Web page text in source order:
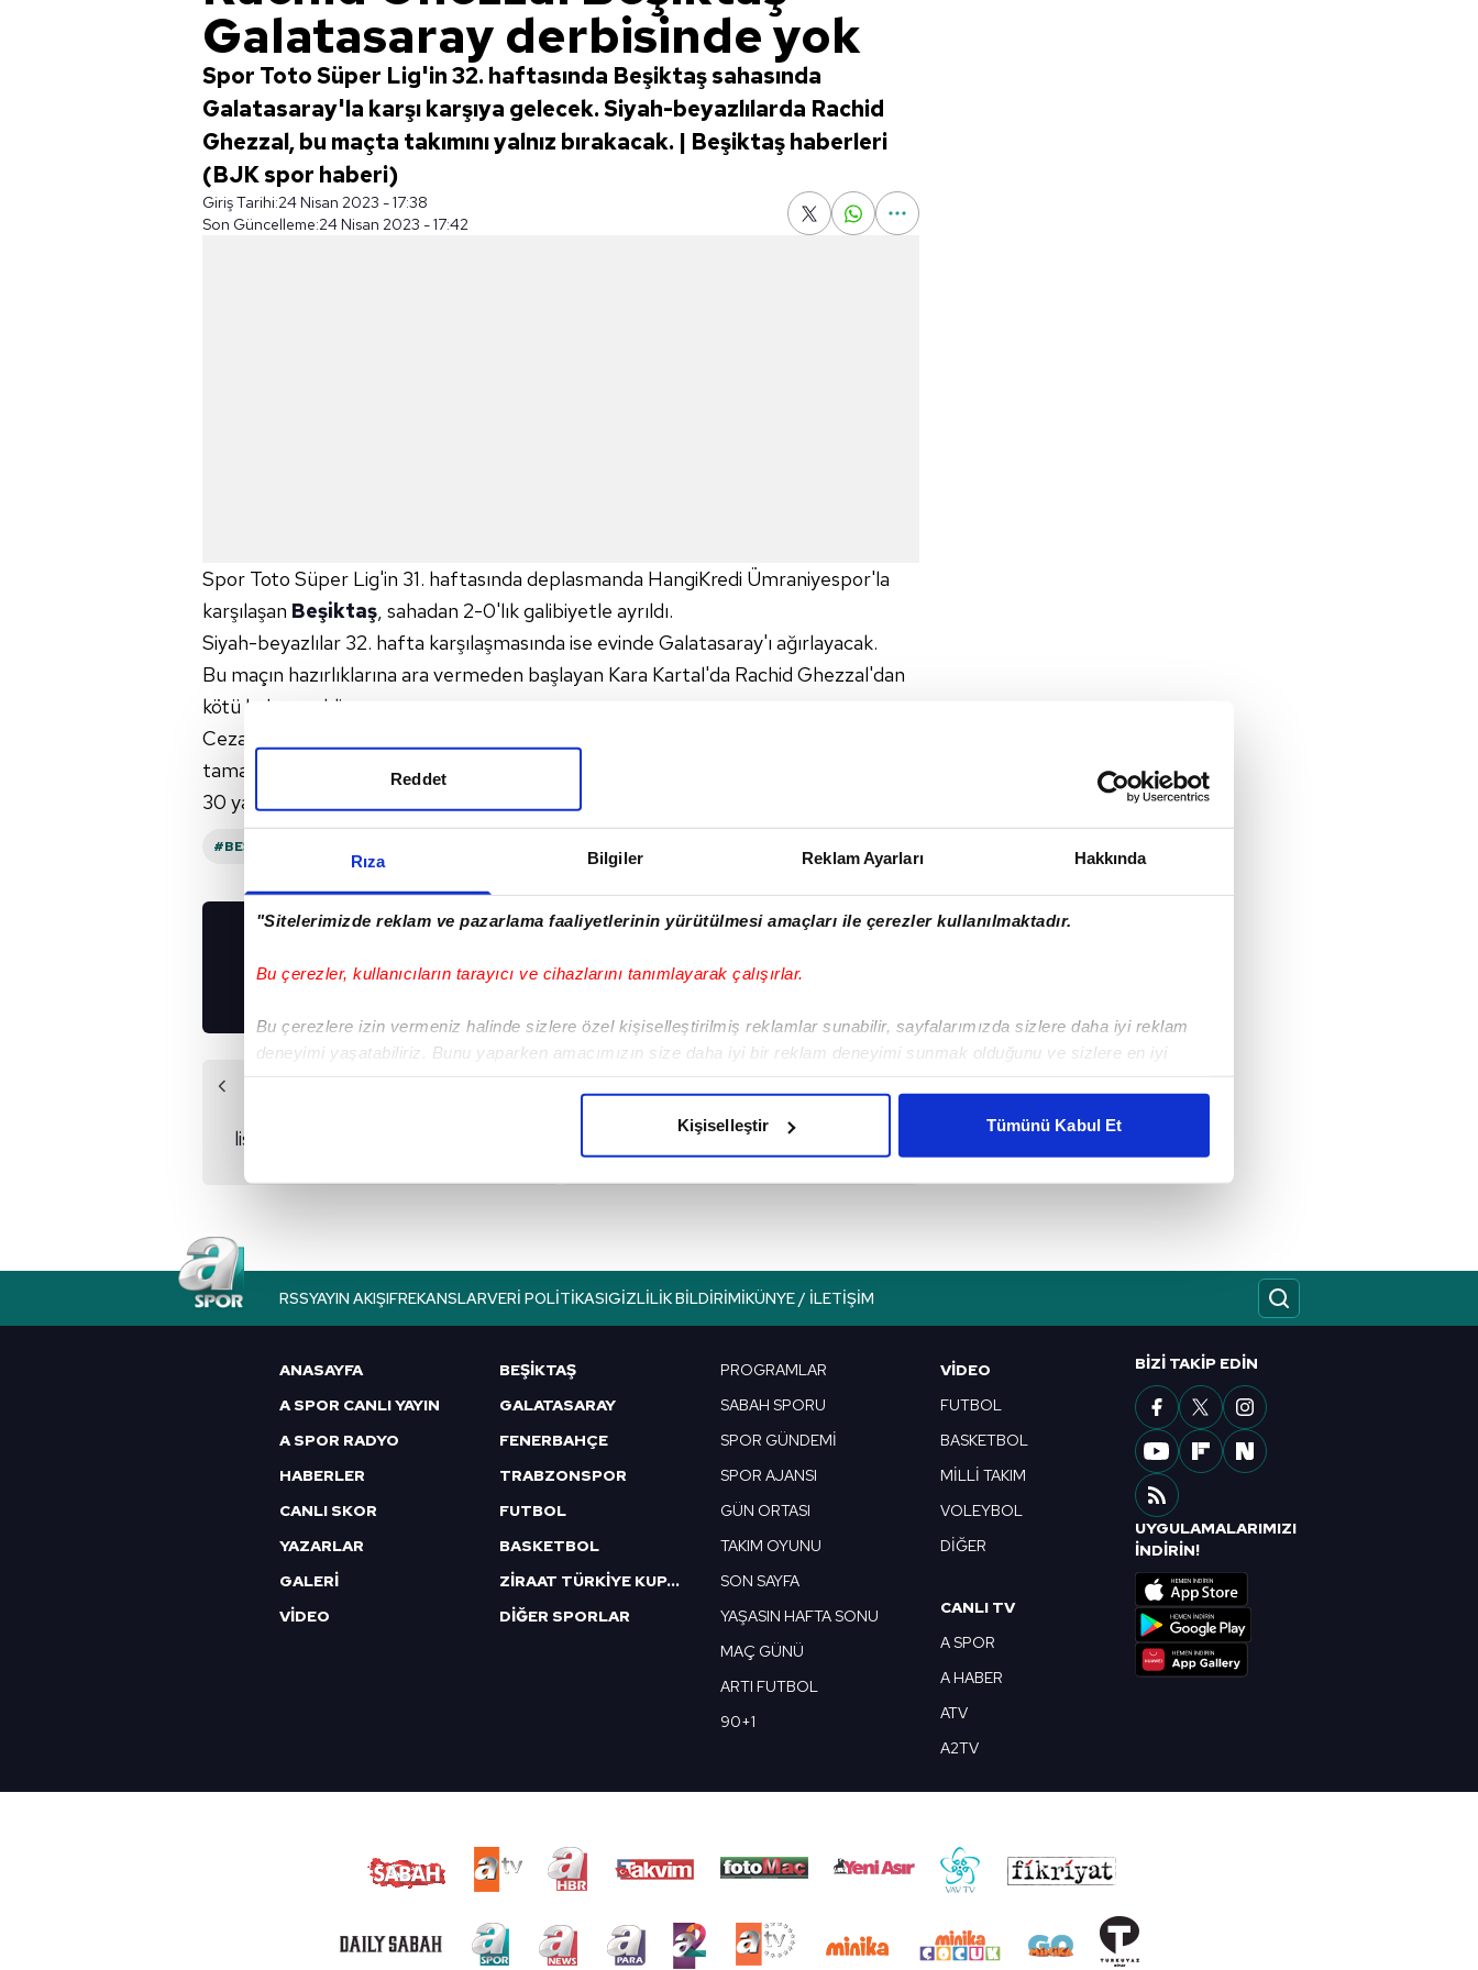
Rıza Bilgiler Reklam Ayarları Hakkında
"Sitelerimizde reklam ve pazarlama faaliyetlerinin yürütülmesi amaçları ile çerezler kullanılmaktadır.
Bu çerezler, kullanıcıların tarayıcı ve cihazlarını tanımlayarak çalışırlar.
Bu çerezlere izin vermeniz halinde sizlere özel kişiselleştirilmiş reklamlar sunabilir, sayfalarımızda sizlere daha iyi reklam
deneyimi yaşatabiliriz. Bunu yaparken amacımızın size daha iyi bir reklam deneyimi sunmak olduğunu ve sizlere en iyi
Her halükârda, kullanıcılar, bu çerezlere izin vermedikleri takdirde, kullanıcılara hedefli reklamlar gösterilmeyecektir."
reklam/pazarlama faaliyetlerinin yapılması, amaçlarıyla sınırlı olarak açık rızanız dahilinde kullanılacaktır.
butonuna tıklayabilir,
Çerez Bilgilendirme Metnimizi ziyaret edebilirsiniz.
6698 sayılı Kişisel Verilerin Korunması Kanunu uyarınca hazırlanmış Aydınlatma Metnimizi okumak ve sitemizde ilgili
mevzuata uygun olarak kullanılan çerezlerle ilgili bilgi almak için lütfentıklayınız
Reddet
Kişiselleştir Tümünü Kabul Et
Galatasaray derbisinde yok
Spor Toto Süper Lig'in 32. haftasında Beşiktaş sahasında
Galatasaray'la karşı karşıya gelecek. Siyah-beyazlılarda Rachid
Ghezzal, bu maçta takımını yalnız bırakacak. | Beşiktaş haberleri
(BJK spor haberi)
Giriş Tarihi:24 Nisan 2023 - 17:38
Son Güncelleme:24 Nisan 2023 - 17:42
Spor Toto Süper Lig'in 31. haftasında deplasmanda HangiKredi Ümraniyespor'la
karşılaşan Beşiktaş, sahadan 2-0'lık galibiyetle ayrıldı.
Siyah-beyazlılar 32. hafta karşılaşmasında ise evinde Galatasaray'ı ağırlayacak.
Bu maçın hazırlıklarına ara vermeden başlayan Kara Kartal'da Rachid Ghezzal'dan
kötü haber geldi.
Cezayirli yıldız Ümraniyespor maçında kasığında ağrı hissetti ancak maçı bu şekilde
tamamladı. Geçtiğimiz günlerde kulüp doktorları kontrollerini gerçekleştirdi.
30 yaşındaki ismin Galatasaray derbisinde oynama ihtimalinin olmadığı belirtildi.
#BEŞIKTAŞ
İNDİRİN!
listesindeki James'e
çıkıyor!
RSSYAYIN AKIŞIFREKANSLARVERI POLITIKASIGIZLILIK BILDIRIMIKÜNYE / İLETIŞIM
ANASAYFA
A SPOR CANLI YAYIN
A SPOR RADYO
HABERLER
CANLI SKOR
YAZARLAR
GALERİ
VİDEO
BEŞİKTAŞ
GALATASARAY
FENERBAHÇE
TRABZONSPOR
FUTBOL
BASKETBOL
ZİRAAT TÜRKİYE KUPASI
DİĞER SPORLAR
PROGRAMLAR
SABAH SPORU
SPOR GÜNDEMİ
SPOR AJANSI
GÜN ORTASI
TAKIM OYUNU
SON SAYFA
YAŞASIN HAFTA SONU
MAÇ GÜNÜ
ARTI FUTBOL
90+1
VIDEO
FUTBOL
BASKETBOL
MİLLİ TAKIM
VOLEYBOL
DİĞER
CANLI TV
A SPOR
A HABER
ATV
A2TV
BIZI TAKIP EDIN
UYGULAMALARIMIZI
İNDİRİN!